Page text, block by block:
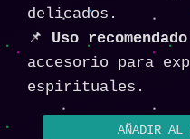
delicados.
📌 Uso
accesorio para
espirituales.
AÑADIR AL